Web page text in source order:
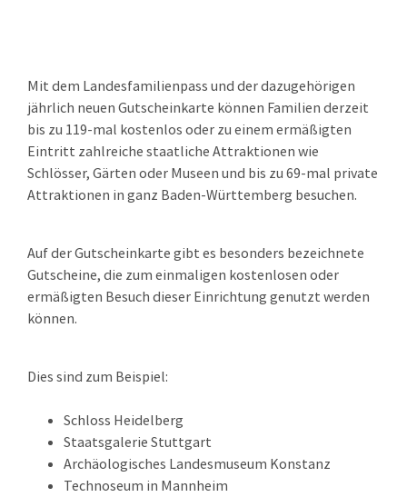
Mit dem Landesfamilienpass und der dazugehörigen
jährlich neuen Gutscheinkarte können Familien derzeit
bis zu 119-mal kostenlos oder zu einem ermäßigten
Eintritt zahlreiche staatliche Attraktionen wie
Schlösser, Gärten oder Museen und bis zu 69-mal private
Attraktionen in ganz Baden-Württemberg besuchen.
Auf der Gutscheinkarte gibt es besonders bezeichnete
Gutscheine, die zum einmaligen kostenlosen oder
ermäßigten Besuch dieser Einrichtung genutzt werden
können.
Dies sind zum Beispiel:
Schloss Heidelberg
Staatsgalerie Stuttgart
Archäologisches Landesmuseum Konstanz
Technoseum in Mannheim